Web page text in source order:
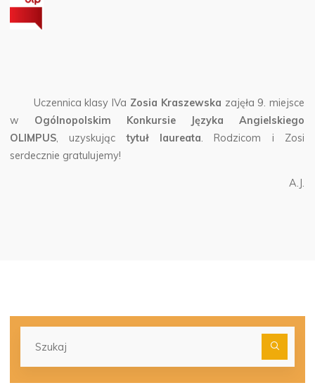
Uczennica klasy IVa Zosia Kraszewska zajęła 9. miejsce
w Ogólnopolskim Konkursie Języka Angielskiego
OLIMPUS,uzyskująctytuł laureata. Rodzicom i Zosi
serdecznie gratulujemy!
A.J.